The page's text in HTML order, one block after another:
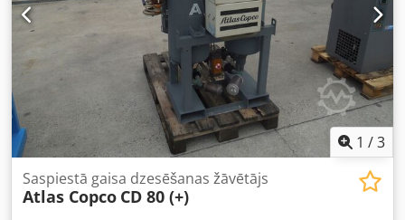
1 /3
Saspiestā gaisa dzesēšanas žāvētājs
Atlas Copco CD 80 (+)